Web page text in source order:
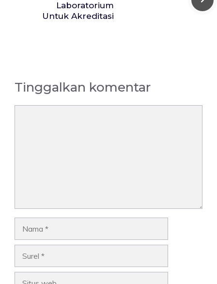
Laboratorium
Untuk Akreditasi
Tinggalkan komentar